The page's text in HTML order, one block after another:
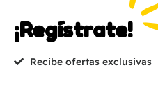
333 2265056
¡Regístrate!
Recibe ofertas exclusivas